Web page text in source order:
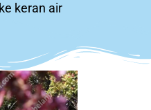
keran air